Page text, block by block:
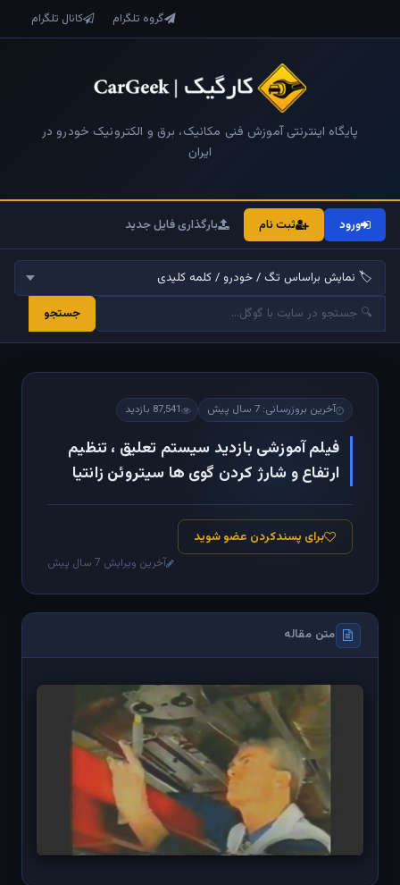
گروه تلگرام کانال تلگرام
پایگاه اینترنتی آموزش فنی مکانیک، برق و الکترونیک خودرو در
ایران
ورود ثبت نام بارگذاری فایل جدید
جستجو
آخرین بروزرسانی: 7 سال پیش 87,541 بازدید
فیلم آموزشی بازدید سیستم تعلیق ، تنظیم
ارتفاع و شارژ كردن گوی ها سیتروئن زانتیا
برای پسندکردن عضو شوید
آخرین ویرایش 7 سال پیش
متن مقاله